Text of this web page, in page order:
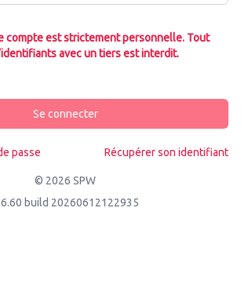
compte est strictement personnelle. Tout
avec un tiers est interdit.
Se connecter
passe Récupérer son identifiant
© 2026 SPW
build 20260612122935